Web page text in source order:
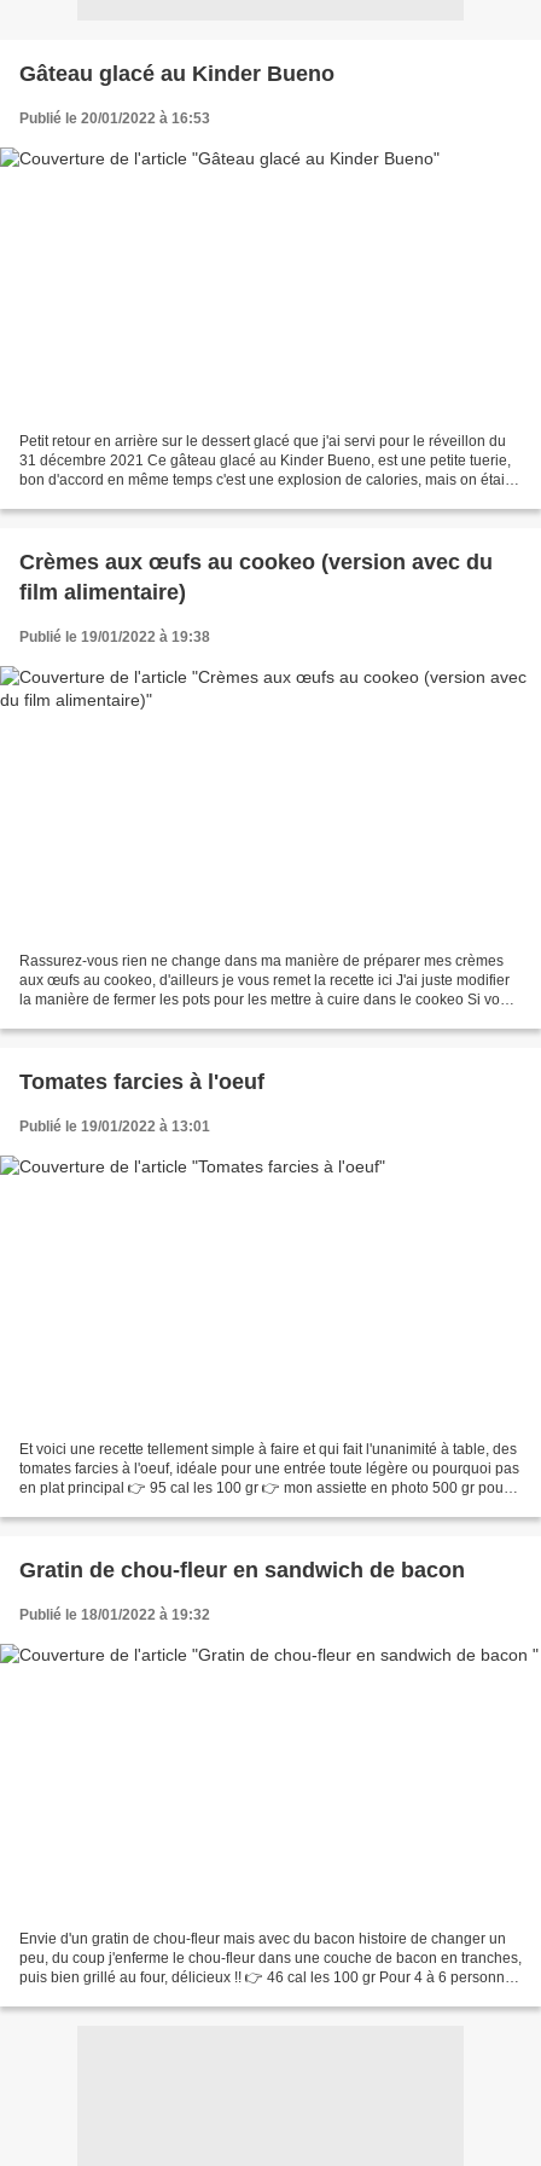
Gâteau glacé au Kinder Bueno
Publié le 20/01/2022 à 16:53
Petit retour en arrière sur le dessert glacé que j'ai servi pour le réveillon du
31 décembre 2021 Ce gâteau glacé au Kinder Bueno, est une petite tuerie,
bon d'accord en même temps c'est une explosion de calories, mais on était
Crèmes aux œufs au cookeo (version avec du
film alimentaire)
Publié le 19/01/2022 à 19:38
Rassurez-vous rien ne change dans ma manière de préparer mes crèmes
aux œufs au cookeo, d'ailleurs je vous remet la recette ici J'ai juste modifier
la manière de fermer les pots pour les mettre à cuire dans le cookeo Si vous
Tomates farcies à l'oeuf
Publié le 19/01/2022 à 13:01
Et voici une recette tellement simple à faire et qui fait l'unanimité à table, des
tomates farcies à l'oeuf, idéale pour une entrée toute légère ou pourquoi pas
en plat principal 👉 95 cal les 100 gr 👉 mon assiette en photo 500 gr pour
Gratin de chou-fleur en sandwich de bacon
Publié le 18/01/2022 à 19:32
Envie d'un gratin de chou-fleur mais avec du bacon histoire de changer un
peu, du coup j'enferme le chou-fleur dans une couche de bacon en tranches,
puis bien grillé au four, délicieux !! 👉 46 cal les 100 gr Pour 4 à 6 personnes